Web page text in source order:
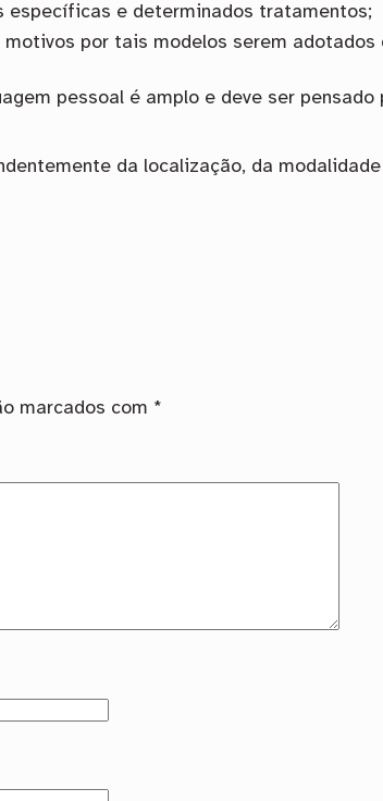
específicas e determinados tratamentos;
por tais modelos serem adotados
pessoal é amplo e deve ser pensado
da localização, da
marcados com *